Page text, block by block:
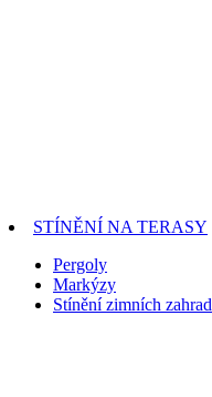
STÍNĚNÍ NA TERASY
Pergoly
Markýzy
Stínění zimních zahrad